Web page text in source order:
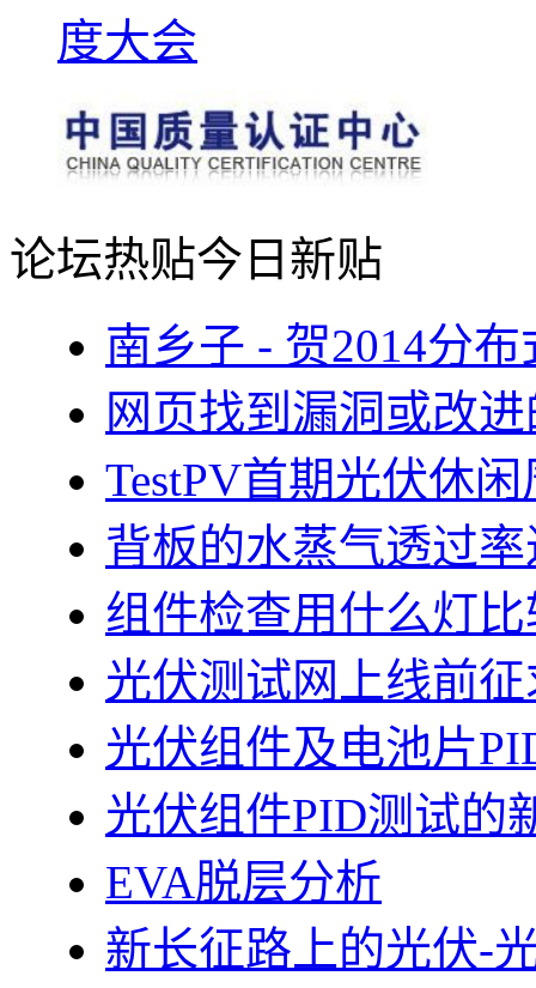
论坛热贴今日新贴
南乡子 - 贺2014分
网页找到漏洞或改
TestPV首期光伏休
背板的水蒸气透过
组件检查用什么灯
光伏测试网上线前
光伏组件及电池片
光伏组件PID测试的
EVA脱层分析
新长征路上的光伏-